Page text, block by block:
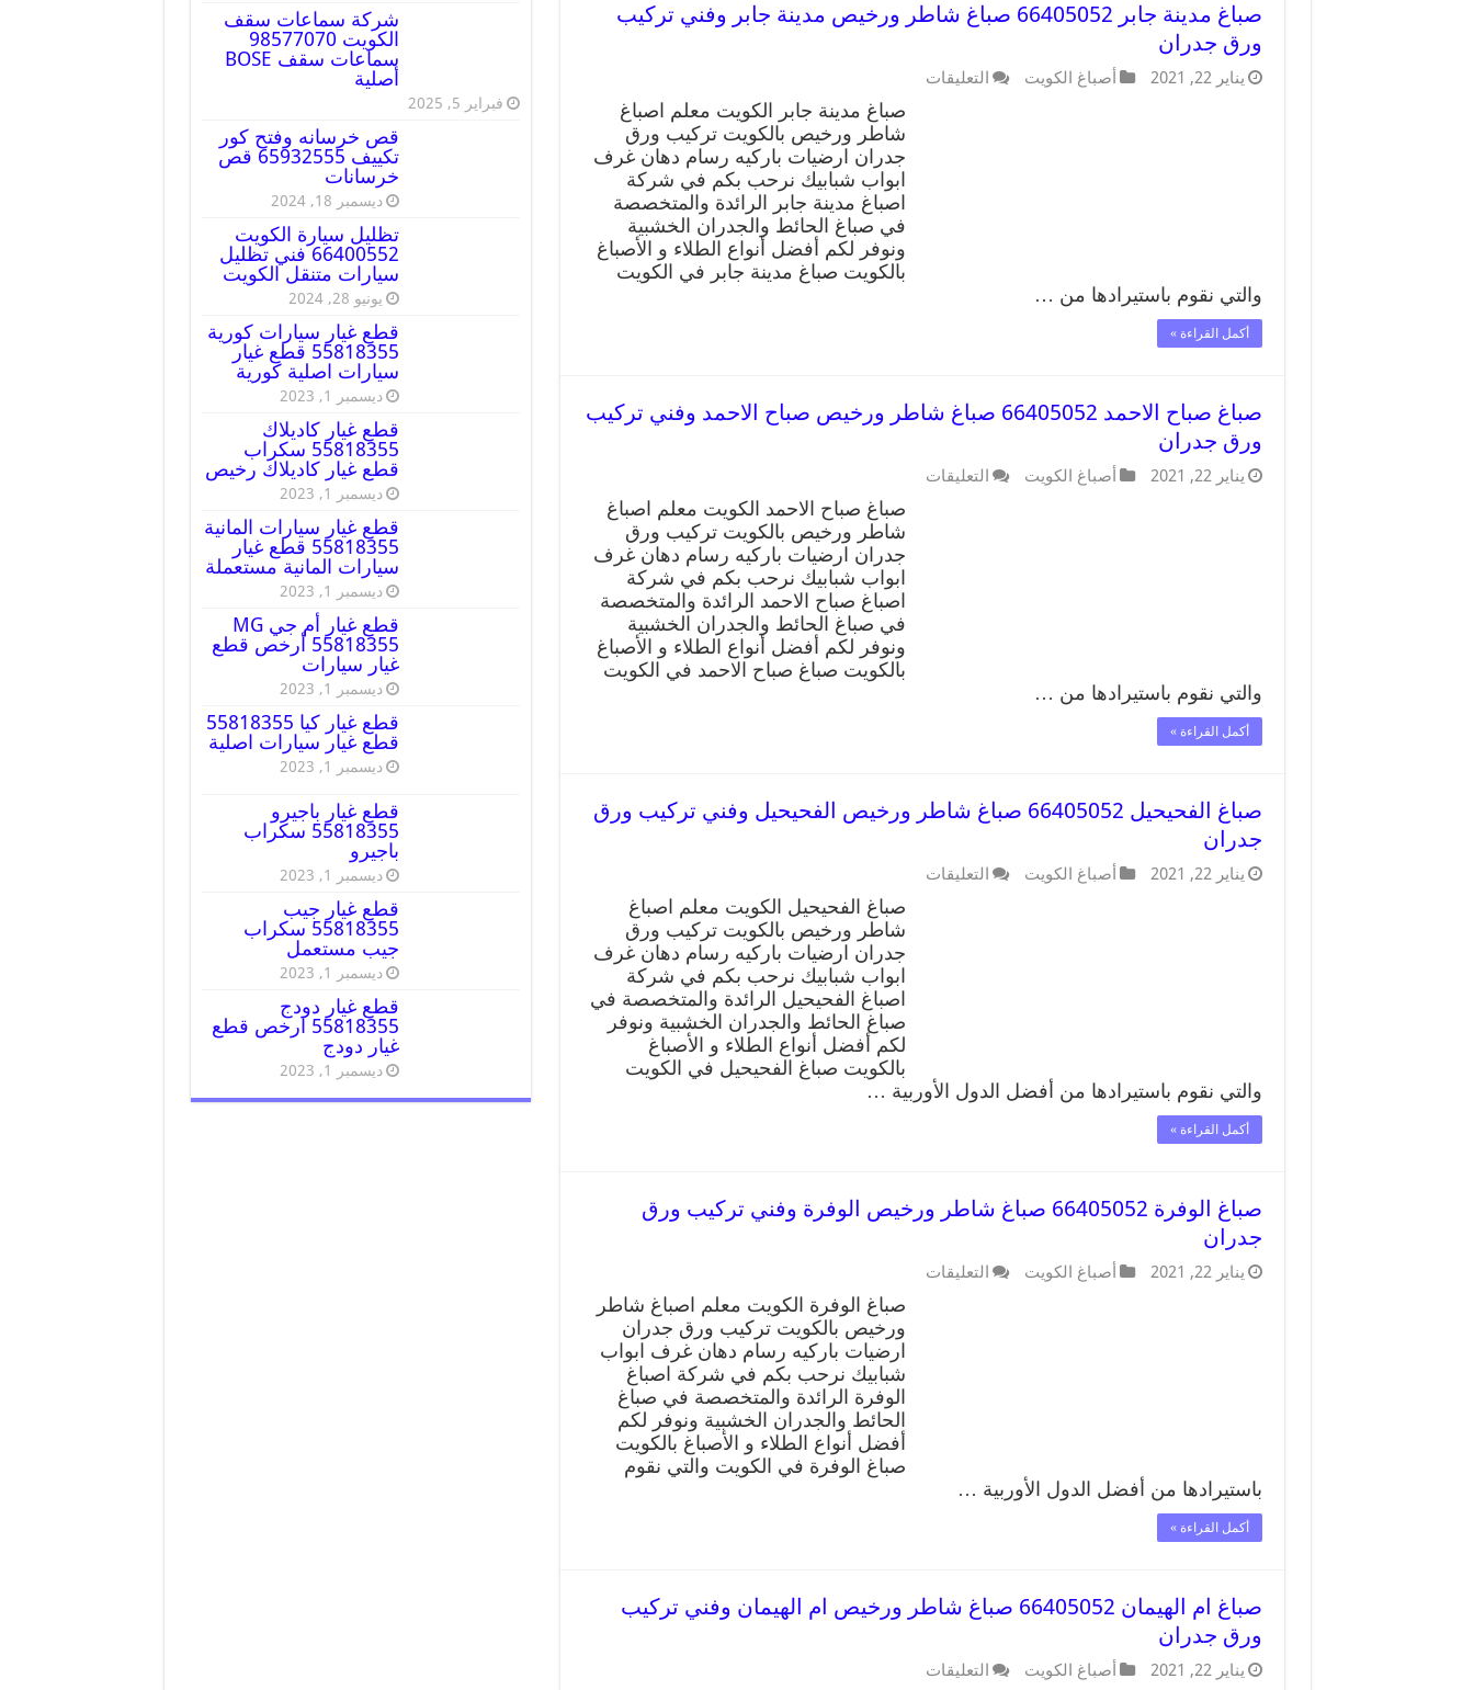
صباغ مدينة جابر 66405052 صباغ شاطر ورخيص مدينة جابر وفني تركيب
ورق جدران
يناير 22, 2021 أصباغ الكويت التعليقات
صباغ مدينة جابر الكويت معلم اصباغ
شاطر ورخيص بالكويت تركيب ورق
جدران ارضيات باركيه رسام دهان غرف
ابواب شبابيك نرحب بكم في شركة
اصباغ مدينة جابر الرائدة والمتخصصة
في صباغ الحائط والجدران الخشبية
ونوفر لكم أفضل أنواع الطلاء و الأصباغ
بالكويت صباغ مدينة جابر في الكويت
والتي نقوم باستيرادها من …
أكمل القراءة »
صباغ صباح الاحمد 66405052 صباغ شاطر ورخيص صباح الاحمد وفني تركيب
ورق جدران
يناير 22, 2021 أصباغ الكويت التعليقات
صباغ صباح الاحمد الكويت معلم اصباغ
شاطر ورخيص بالكويت تركيب ورق
جدران ارضيات باركيه رسام دهان غرف
ابواب شبابيك نرحب بكم في شركة
اصباغ صباح الاحمد الرائدة والمتخصصة
في صباغ الحائط والجدران الخشبية
ونوفر لكم أفضل أنواع الطلاء و الأصباغ
بالكويت صباغ صباح الاحمد في الكويت
والتي نقوم باستيرادها من …
أكمل القراءة »
صباغ الفحيحيل 66405052 صباغ شاطر ورخيص الفحيحيل وفني تركيب ورق
جدران
يناير 22, 2021 أصباغ الكويت التعليقات
صباغ الفحيحيل الكويت معلم اصباغ
شاطر ورخيص بالكويت تركيب ورق
جدران ارضيات باركيه رسام دهان غرف
ابواب شبابيك نرحب بكم في شركة
اصباغ الفحيحيل الرائدة والمتخصصة في
صباغ الحائط والجدران الخشبية ونوفر
لكم أفضل أنواع الطلاء و الأصباغ
بالكويت صباغ الفحيحيل في الكويت
والتي نقوم باستيرادها من أفضل الدول الأوربية …
أكمل القراءة »
صباغ الوفرة 66405052 صباغ شاطر ورخيص الوفرة وفني تركيب ورق
جدران
يناير 22, 2021 أصباغ الكويت التعليقات
صباغ الوفرة الكويت معلم اصباغ شاطر
ورخيص بالكويت تركيب ورق جدران
ارضيات باركيه رسام دهان غرف ابواب
شبابيك نرحب بكم في شركة اصباغ
الوفرة الرائدة والمتخصصة في صباغ
الحائط والجدران الخشبية ونوفر لكم
أفضل أنواع الطلاء و الأصباغ بالكويت
صباغ الوفرة في الكويت والتي نقوم
باستيرادها من أفضل الدول الأوربية …
أكمل القراءة »
صباغ ام الهيمان 66405052 صباغ شاطر ورخيص ام الهيمان وفني تركيب
ورق جدران
يناير 22, 2021 أصباغ الكويت التعليقات
شركة سماعات سقف
الكويت 98577070
سماعات سقف BOSE
أصلية
فبراير 5, 2025
قص خرسانه وفتح كور
تكييف 65932555 قص
خرسانات
ديسمبر 18, 2024
تظليل سيارة الكويت
66400552 فني تظليل
سيارات متنقل الكويت
يونيو 28, 2024
قطع غيار سيارات كورية
55818355 قطع غيار
سيارات اصلية كورية
ديسمبر 1, 2023
قطع غيار كاديلاك
55818355 سكراب
قطع غيار كاديلاك رخيص
ديسمبر 1, 2023
قطع غيار سيارات المانية
55818355 قطع غيار
سيارات المانية مستعملة
ديسمبر 1, 2023
قطع غيار أم جي MG
55818355 أرخص قطع
غيار سيارات
ديسمبر 1, 2023
قطع غيار كيا 55818355
قطع غيار سيارات اصلية
ديسمبر 1, 2023
قطع غيار باجيرو
55818355 سكراب
باجيرو
ديسمبر 1, 2023
قطع غيار جيب
55818355 سكراب
جيب مستعمل
ديسمبر 1, 2023
قطع غيار دودج
55818355 ارخص قطع
غيار دودج
ديسمبر 1, 2023